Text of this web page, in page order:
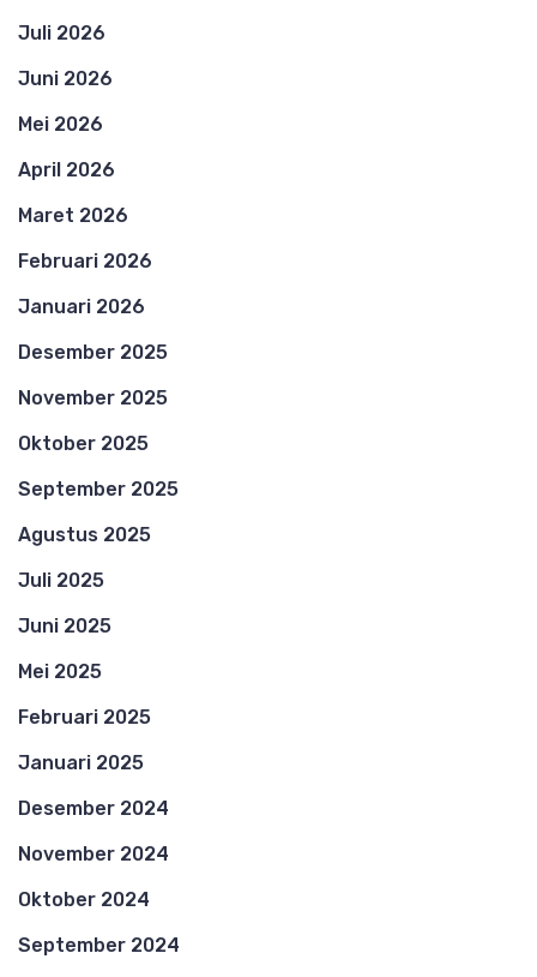
Juli 2026
Juni 2026
Mei 2026
April 2026
Maret 2026
Februari 2026
Januari 2026
Desember 2025
November 2025
Oktober 2025
September 2025
Agustus 2025
Juli 2025
Juni 2025
Mei 2025
Februari 2025
Januari 2025
Desember 2024
November 2024
Oktober 2024
September 2024